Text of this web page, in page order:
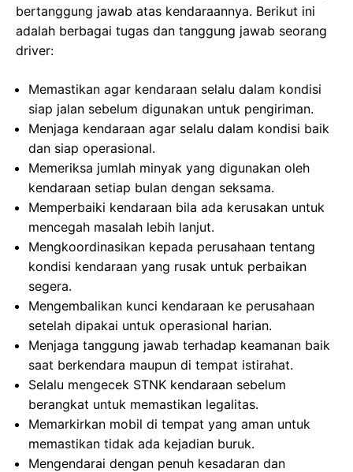
bertanggung jawab atas kendaraannya. Berikut ini
adalah berbagai tugas dan tanggung jawab seorang
driver:
Memastikan agar kendaraan selalu dalam kondisi
siap jalan sebelum digunakan untuk pengiriman.
Menjaga kendaraan agar selalu dalam kondisi baik
dan siap operasional.
Memeriksa jumlah minyak yang digunakan oleh
kendaraan setiap bulan dengan seksama.
Memperbaiki kendaraan bila ada kerusakan untuk
mencegah masalah lebih lanjut.
Mengkoordinasikan kepada perusahaan tentang
kondisi kendaraan yang rusak untuk perbaikan
segera.
Mengembalikan kunci kendaraan ke perusahaan
setelah dipakai untuk operasional harian.
Menjaga tanggung jawab terhadap keamanan baik
saat berkendara maupun di tempat istirahat.
Selalu mengecek STNK kendaraan sebelum
berangkat untuk memastikan legalitas.
Memarkirkan mobil di tempat yang aman untuk
memastikan tidak ada kejadian buruk.
Mengendarai dengan penuh kesadaran dan